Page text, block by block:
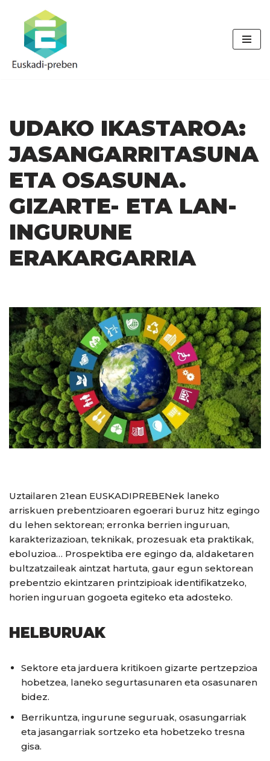
Skip
content
UDAKO IKASTAROA:
JASANGARRITASUNA
ETA OSASUNA.
GIZARTE- ETA LAN-
INGURUNE
ERAKARGARRIA
Uztailaren 21ean EUSKADIPREBENek laneko
arriskuen prebentzioaren egoerari buruz hitz egingo
du lehen sektorean; erronka berrien inguruan,
karakterizazioan, teknikak, prozesuak eta praktikak,
eboluzioa… Prospektiba ere egingo da, aldaketaren
bultzatzaileak aintzat hartuta, gaur egun sektorean
prebentzio ekintzaren printzipioak identifikatzeko,
horien inguruan gogoeta egiteko eta adosteko.
HELBURUAK
Sektore eta jarduera kritikoen gizarte pertzepzioa
hobetzea, laneko segurtasunaren eta osasunaren
bidez.
Berrikuntza, ingurune seguruak, osasungarriak
eta jasangarriak sortzeko eta hobetzeko tresna
gisa.